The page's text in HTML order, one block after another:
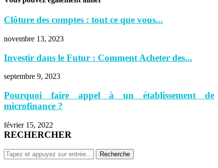
Clôture des comptes : tout ce que vous...
novembre 13, 2023
Investir dans le Futur : Comment Acheter des...
septembre 9, 2023
Pourquoi faire appel à un établissement de
microfinance ?
février 15, 2022
RECHERCHER